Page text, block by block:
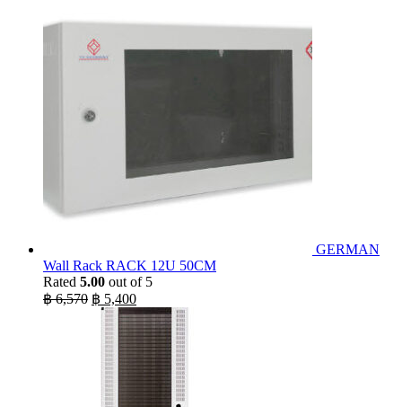
฿ 17,200.฿ 14,600.
GERMAN
Wall Rack RACK 12U 50CM
Rated 5.00 out of 5
฿6,570 Original
price
was:
฿ 6,570.
฿ 5,400Current
price
is:
฿ 5,400.